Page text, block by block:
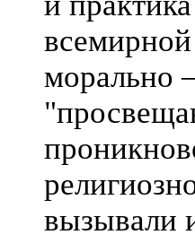
морально
вызывали